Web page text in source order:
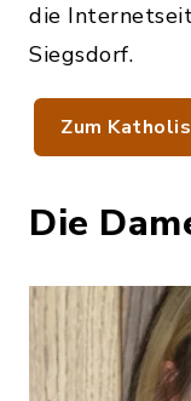
die
Siegsdorf.
Zum
Die